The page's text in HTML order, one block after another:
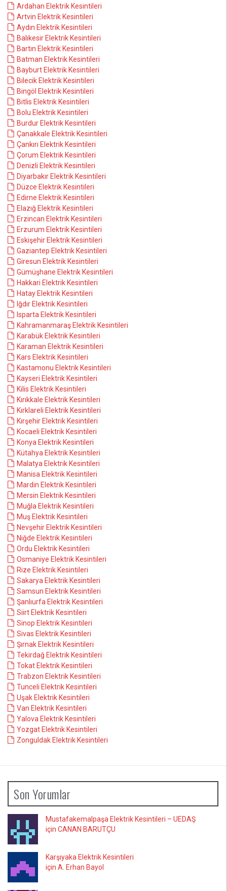
Ardahan Elektrik Kesintileri
Artvin Elektrik Kesintileri
Aydın Elektrik Kesintileri
Balıkesir Elektrik Kesintileri
Bartın Elektrik Kesintileri
Batman Elektrik Kesintileri
Bayburt Elektrik Kesintileri
Bilecik Elektrik Kesintileri
Bingöl Elektrik Kesintileri
Bitlis Elektrik Kesintileri
Bolu Elektrik Kesintileri
Burdur Elektrik Kesintileri
Çanakkale Elektrik Kesintileri
Çankırı Elektrik Kesintileri
Çorum Elektrik Kesintileri
Denizli Elektrik Kesintileri
Diyarbakır Elektrik Kesintileri
Düzce Elektrik Kesintileri
Edirne Elektrik Kesintileri
Elazığ Elektrik Kesintileri
Erzincan Elektrik Kesintileri
Erzurum Elektrik Kesintileri
Eskişehir Elektrik Kesintileri
Gaziantep Elektrik Kesintileri
Giresun Elektrik Kesintileri
Gümüşhane Elektrik Kesintileri
Hakkari Elektrik Kesintileri
Hatay Elektrik Kesintileri
Iğdır Elektrik Kesintileri
Isparta Elektrik Kesintileri
Kahramanmaraş Elektrik Kesintileri
Karabük Elektrik Kesintileri
Karaman Elektrik Kesintileri
Kars Elektrik Kesintileri
Kastamonu Elektrik Kesintileri
Kayseri Elektrik Kesintileri
Kilis Elektrik Kesintileri
Kırıkkale Elektrik Kesintileri
Kırklareli Elektrik Kesintileri
Kırşehir Elektrik Kesintileri
Kocaeli Elektrik Kesintileri
Konya Elektrik Kesintileri
Kütahya Elektrik Kesintileri
Malatya Elektrik Kesintileri
Manisa Elektrik Kesintileri
Mardin Elektrik Kesintileri
Mersin Elektrik Kesintileri
Muğla Elektrik Kesintileri
Muş Elektrik Kesintileri
Nevşehir Elektrik Kesintileri
Niğde Elektrik Kesintileri
Ordu Elektrik Kesintileri
Osmaniye Elektrik Kesintileri
Rize Elektrik Kesintileri
Sakarya Elektrik Kesintileri
Samsun Elektrik Kesintileri
Şanlıurfa Elektrik Kesintileri
Siirt Elektrik Kesintileri
Sinop Elektrik Kesintileri
Sivas Elektrik Kesintileri
Şırnak Elektrik Kesintileri
Tekirdağ Elektrik Kesintileri
Tokat Elektrik Kesintileri
Trabzon Elektrik Kesintileri
Tunceli Elektrik Kesintileri
Uşak Elektrik Kesintileri
Van Elektrik Kesintileri
Yalova Elektrik Kesintileri
Yozgat Elektrik Kesintileri
Zonguldak Elektrik Kesintileri
Son Yorumlar
Mustafakemalpaşa Elektrik Kesintileri – UEDAŞ
için CANAN BARUTÇU
Karşıyaka Elektrik Kesintileri
için A. Erhan Bayol